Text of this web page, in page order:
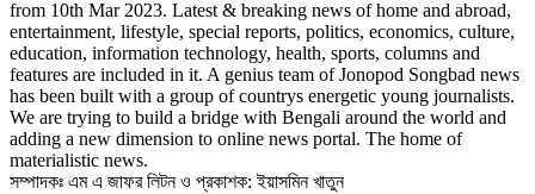
from 10th Mar 2023. Latest & breaking news of home and abroad,
entertainment, lifestyle, special reports, politics, economics, culture,
education, information technology, health, sports, columns and
features are included in it. A genius team of Jonopod Songbad news
has been built with a group of countrys energetic young journalists.
We are trying to build a bridge with Bengali around the world and
adding a new dimension to online news portal. The home of
materialistic news.
সম্পাদকঃ এম এ জাফর লিটন ও প্রকাশক: ইয়াসমিন খাতুন